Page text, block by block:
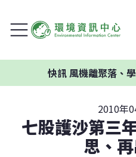
風機離聚落、學校過
2010年
七股護沙第三
思、再